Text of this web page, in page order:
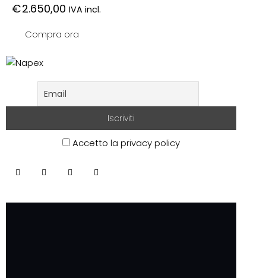
€2.650,00 IVA incl.
Compra ora
Accetto la privacy policy